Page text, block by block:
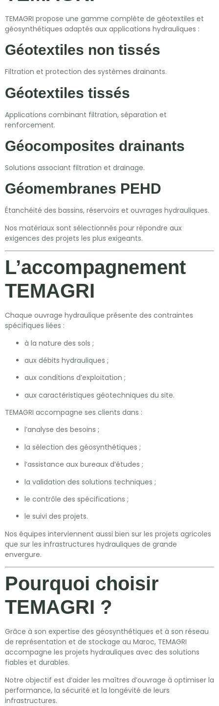
TEMAGRI propose une gamme complète de géotextiles et
géosynthétiques adaptés aux applications hydrauliques :
Géotextiles non tissés
Filtration et protection des systèmes drainants.
Géotextiles tissés
Applications combinant filtration, séparation et
renforcement.
Géocomposites drainants
Solutions associant filtration et drainage.
Géomembranes PEHD
Étanchéité des bassins, réservoirs et ouvrages hydrauliques.
Nos matériaux sont sélectionnés pour répondre aux
exigences des projets les plus exigeants.
L’accompagnement
TEMAGRI
Chaque ouvrage hydraulique présente des contraintes
spécifiques liées :
à la nature des sols ;
aux débits hydrauliques ;
aux conditions d’exploitation ;
aux caractéristiques géotechniques du site.
TEMAGRI accompagne ses clients dans :
l’analyse des besoins ;
la sélection des géosynthétiques ;
l’assistance aux bureaux d’études ;
la validation des solutions techniques ;
le contrôle des spécifications ;
le suivi des projets.
Nos équipes interviennent aussi bien sur les projets agricoles
que sur les infrastructures hydrauliques de grande
envergure.
Pourquoi choisir
TEMAGRI ?
Grâce à son expertise des géosynthétiques et à son réseau
de représentation et de stockage au Maroc, TEMAGRI
accompagne les projets hydrauliques avec des solutions
fiables et durables.
Notre objectif est d’aider les maîtres d’ouvrage à optimiser la
performance, la sécurité et la longévité de leurs
infrastructures.